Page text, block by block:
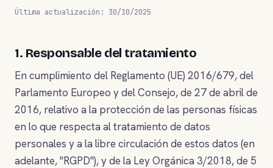
Última actualización: 30/10/2025
1. Responsable del tratamiento
En cumplimiento del Reglamento (UE) 2016/679, del
Parlamento Europeo y del Consejo, de 27 de abril de
2016, relativo a la protección de las personas físicas
en lo que respecta al tratamiento de datos
personales y a la libre circulación de estos datos (en
adelante, "RGPD"), y de la Ley Orgánica 3/2018, de 5